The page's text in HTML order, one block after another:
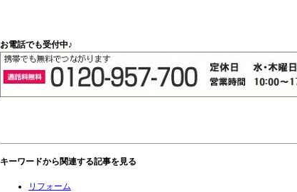
お電話でも受付中♪
キーワードから関連する記事を見る
リフォーム